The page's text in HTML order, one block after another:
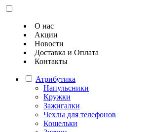
О нас
Акции
Новости
Доставка и Оплата
Контакты
Атрибутика
Напульсники
Кружки
Зажигалки
Чехлы для телефонов
Кошельки